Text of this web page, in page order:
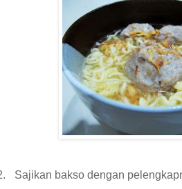
Sajikan bakso dengan